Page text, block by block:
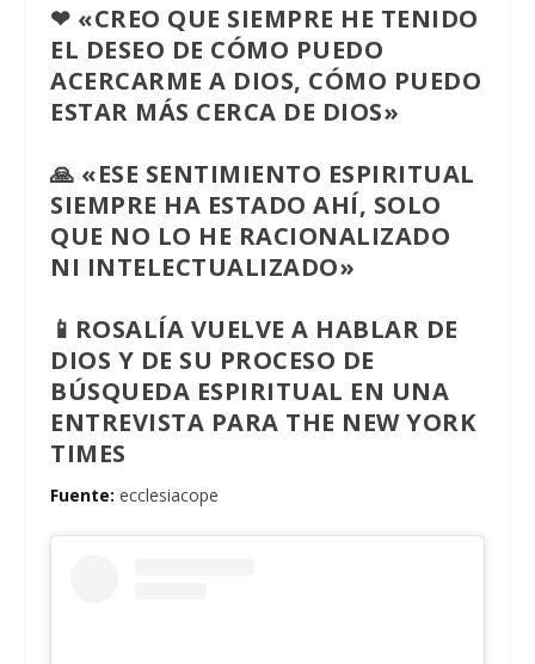
❤ «CREO QUE SIEMPRE HE TENIDO
EL DESEO DE CÓMO PUEDO
ACERCARME A DIOS, CÓMO PUEDO
ESTAR MÁS CERCA DE DIOS»
🙏 «ESE SENTIMIENTO ESPIRITUAL
SIEMPRE HA ESTADO AHÍ, SOLO
QUE NO LO HE RACIONALIZADO
NI INTELECTUALIZADO»
📱ROSALÍA VUELVE A HABLAR DE
DIOS Y DE SU PROCESO DE
BÚSQUEDA ESPIRITUAL EN UNA
ENTREVISTA PARA THE NEW YORK
TIMES
Fuente:ecclesiacope